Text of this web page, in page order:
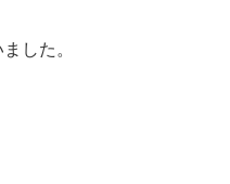
した。